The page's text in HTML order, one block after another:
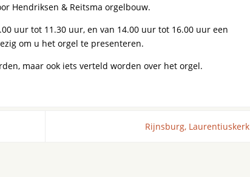
Hendriksen & Reitsma orgelbouw.
uur tot 11.30 uur, en van 14.00 uur tot 16.00 uur een
om u het orgel te presenteren.
maar ook iets verteld worden over het orgel.
Rijnsburg, Laurentiuskerk